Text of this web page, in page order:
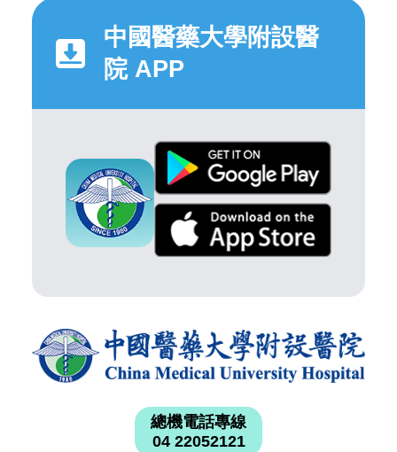
中國醫藥大學附設醫
院 APP
總機電話專線
04 22052121